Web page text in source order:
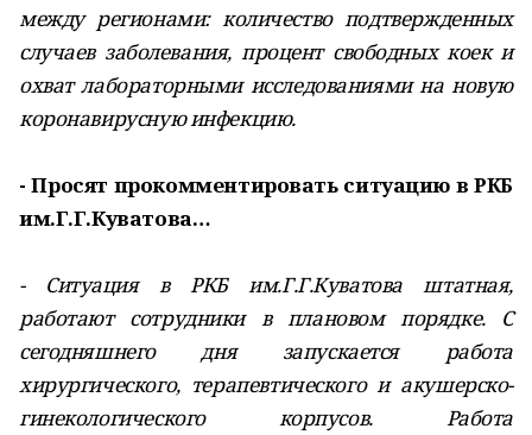
между регионами: количество подтвержденных
случаев заболевания, процент свободных коек и
охват лабораторными исследованиями на новую
коронавирусную инфекцию.
- Просят прокомментировать ситуацию в РКБ
им.Г.Г.Куватова…
- Ситуация в РКБ им.Г.Г.Куватова штатная,
работают сотрудники в плановом порядке. С
сегодняшнего дня запускается работа
хирургического, терапевтического и акушерско-
гинекологического корпусов. Работа